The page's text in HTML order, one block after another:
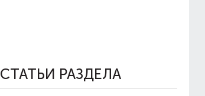
СТАТЬИ РАЗДЕЛА